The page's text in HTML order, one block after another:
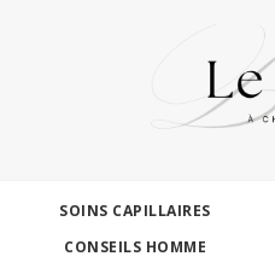
SOINS CAPILLAIRES
CONSEILS HOMME